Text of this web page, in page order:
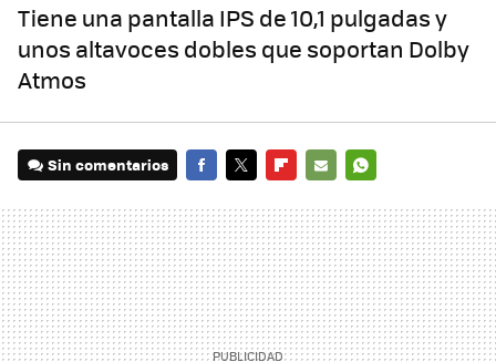
Tiene una pantalla IPS de 10,1 pulgadas y
unos altavoces dobles que soportan Dolby
Atmos
Sin comentarios
MAIL